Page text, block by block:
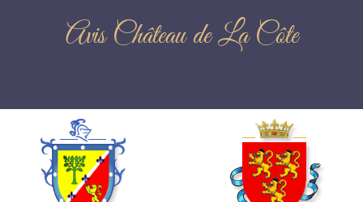
Avis Château de La Côte